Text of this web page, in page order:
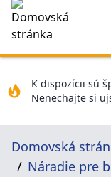
K dispozícii sú
Nenechajte si
Domovská
Náradie pre